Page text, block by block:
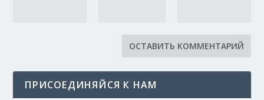
ПРИСОЕДИНЯЙСЯ К НАМ